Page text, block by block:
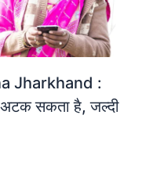
Jharkhand :
अटक सकता है, जल्दी